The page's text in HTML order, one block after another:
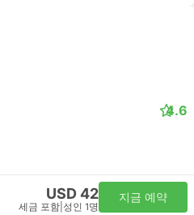
4.6
USD 42
세금 포함 성인 1명
지금 예약